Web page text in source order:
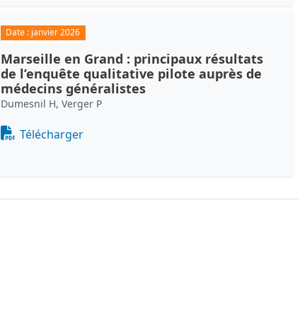
Date : janvier 2026
Marseille en Grand : principaux résultats
de l’enquête qualitative pilote auprès de
médecins généralistes
Dumesnil H, Verger P
Document
Télécharger